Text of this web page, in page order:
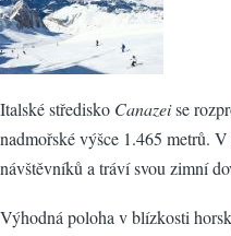
Italské středisko Canazeise
nadmořské výšce 1.465 metrů.
návštěvníků a tráví svou zimní
Výhodná poloha v blízkosti